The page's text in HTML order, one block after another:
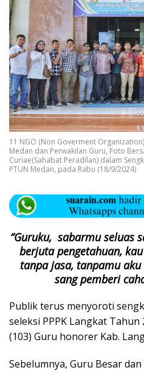
11 NGO (Non Goverment
Medan dan Perwakilan Guru, Foto
Curiae(Sahabat Peradilan) dalam
PTUN Medan, pada Rabu (18/9/2024)
“Guruku, sabarmu seluas
berjuta pengetahuan,
tanpa jasa, tanpamu
sang pemberi
Publik terus menyoroti
seleksi PPPK Langkat
(103) Guru honorer Kab.
Sebelumnya, Guru Besar